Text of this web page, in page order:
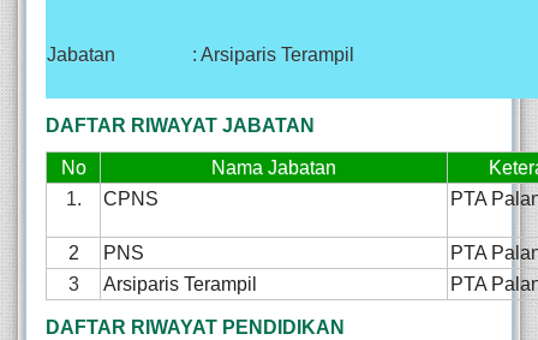
Jabatan : Arsiparis Terampil
DAFTAR RIWAYAT JABATAN
No Nama Jabatan
1.
CPNS PTA
2 PNS
PTA
3
Arsiparis Terampil PTA
DAFTAR RIWAYAT PENDIDIKAN